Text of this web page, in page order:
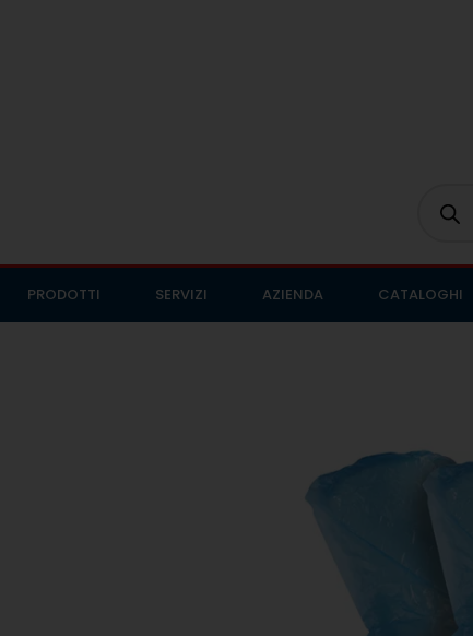
PRODOTTI SERVIZI AZIENDA CATALOGHI